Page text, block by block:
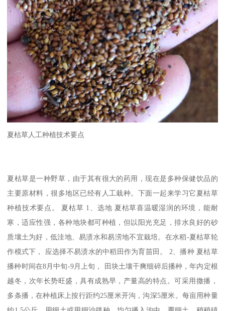
夏枯草人工种植技术要点
夏枯草是一种野草，由于其有很大的药用，现在是多种保健饮品的
主要原材料，很多地区已经有人工栽种。下面一起来学习它夏枯草
种植技术要点。 夏枯草 1、选地 夏枯草喜温暖湿润的环境，能耐
寒，适应性强，各种地块都可种植，但以阳光充足，排水良好的砂
质壤土为好，低洼地、易渍水和易涝地不宜栽培。在水稻-夏枯草轮
作模式下， 应选择不易渍水的中稻田作为育苗田。 2、播种 夏枯草
播种时间在8月中旬-9月上旬， 田块土壤干爽细碎后播种，年内定根
越冬，次年长势旺盛，具有成熟早，产量高的特点。可采用撒播，
多条播，在种植床上按行距约25厘米开沟，沟深5厘米。每亩用种量